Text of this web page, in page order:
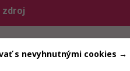
zdrojsa otvorí v novom okne
sa tak rozhodol konať, ale tiež
s nevyhnutnými cookies →